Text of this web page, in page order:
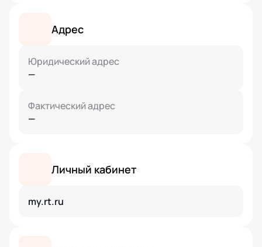
Адрес
Юридический адрес
—
Фактический адрес
—
Личный кабинет
my.rt.ru